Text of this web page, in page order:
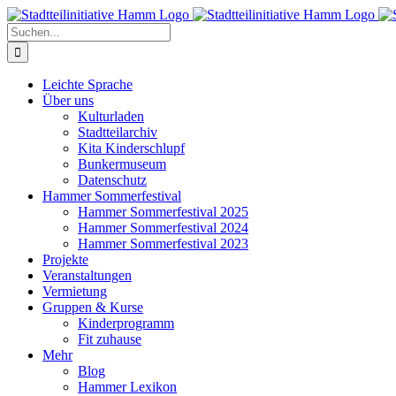
Zum
Inhalt
springen
Suche
nach:
Leichte Sprache
Über uns
Kulturladen
Stadtteilarchiv
Kita Kinderschlupf
Bunkermuseum
Datenschutz
Hammer Sommerfestival
Hammer Sommerfestival 2025
Hammer Sommerfestival 2024
Hammer Sommerfestival 2023
Projekte
Veranstaltungen
Vermietung
Gruppen & Kurse
Kinderprogramm
Fit zuhause
Mehr
Blog
Hammer Lexikon